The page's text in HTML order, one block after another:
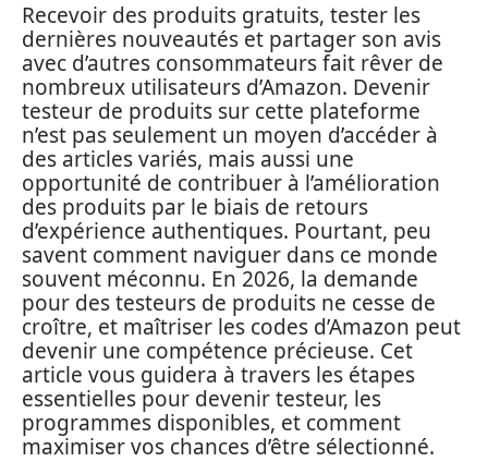
Recevoir des produits gratuits, tester les
dernières nouveautés et partager son avis
avec d’autres consommateurs fait rêver de
nombreux utilisateurs d’Amazon. Devenir
testeur de produits sur cette plateforme
n’est pas seulement un moyen d’accéder à
des articles variés, mais aussi une
opportunité de contribuer à l’amélioration
des produits par le biais de retours
d’expérience authentiques. Pourtant, peu
savent comment naviguer dans ce monde
souvent méconnu. En 2026, la demande
pour des testeurs de produits ne cesse de
croître, et maîtriser les codes d’Amazon peut
devenir une compétence précieuse. Cet
article vous guidera à travers les étapes
essentielles pour devenir testeur, les
programmes disponibles, et comment
maximiser vos chances d’être sélectionné.